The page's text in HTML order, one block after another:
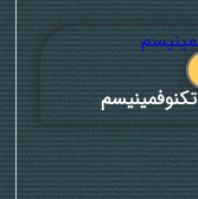
تکنوفمینیسم